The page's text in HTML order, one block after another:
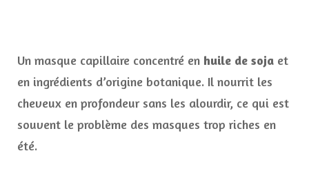
Un masque capillaire concentré en huile de soja et
en ingrédients d’origine botanique. Il nourrit les
cheveux en profondeur sans les alourdir, ce qui est
souvent le problème des masques trop riches en
été.